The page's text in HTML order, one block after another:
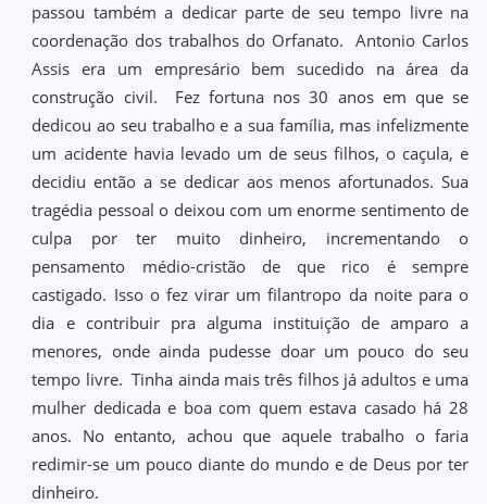
passou também a dedicar parte de seu tempo livre na
coordenação dos trabalhos do Orfanato. Antonio Carlos
Assis era um empresário bem sucedido na área da
construção civil. Fez fortuna nos 30 anos em que se
dedicou ao seu trabalho e a sua família, mas infelizmente
um acidente havia levado um de seus filhos, o caçula, e
decidiu então a se dedicar aos menos afortunados. Sua
tragédia pessoal o deixou com um enorme sentimento de
culpa por ter muito dinheiro, incrementando o
pensamento médio-cristão de que rico é sempre
castigado. Isso o fez virar um filantropo da noite para o
dia e contribuir pra alguma instituição de amparo a
menores, onde ainda pudesse doar um pouco do seu
tempo livre. Tinha ainda mais três filhos já adultos e uma
mulher dedicada e boa com quem estava casado há 28
anos. No entanto, achou que aquele trabalho o faria
redimir-se um pouco diante do mundo e de Deus por ter
dinheiro.